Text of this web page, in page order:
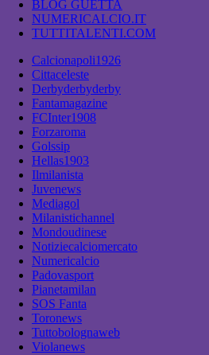
BLOG GUETTA
NUMERICALCIO.IT
TUTTITALENTI.COM
Calcionapoli1926
Cittaceleste
Derbyderbyderby
Fantamagazine
FCInter1908
Forzaroma
Golssip
Hellas1903
Ilmilanista
Juvenews
Mediagol
Milanistichannel
Mondoudinese
Notiziecalciomercato
Numericalcio
Padovasport
Pianetamilan
SOS Fanta
Toronews
Tuttobolognaweb
Violanews